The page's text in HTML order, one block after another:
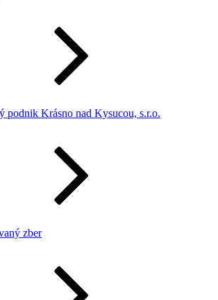
podnik Krásno nad Kysucou, s.r.o.
zber